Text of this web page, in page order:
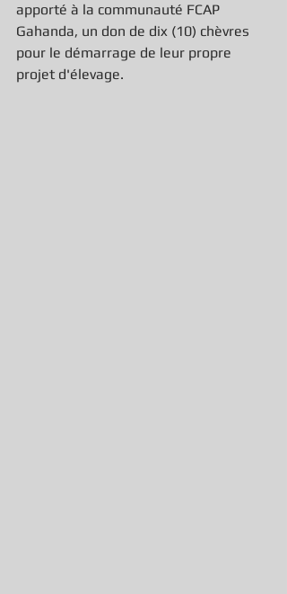
apporté à la communauté FCAP
Gahanda, un don de dix (10) chèvres
pour le démarrage de leur propre
projet d'élevage.